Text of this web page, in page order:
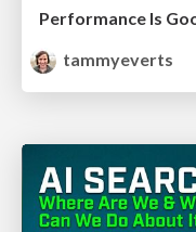
tammyeverts